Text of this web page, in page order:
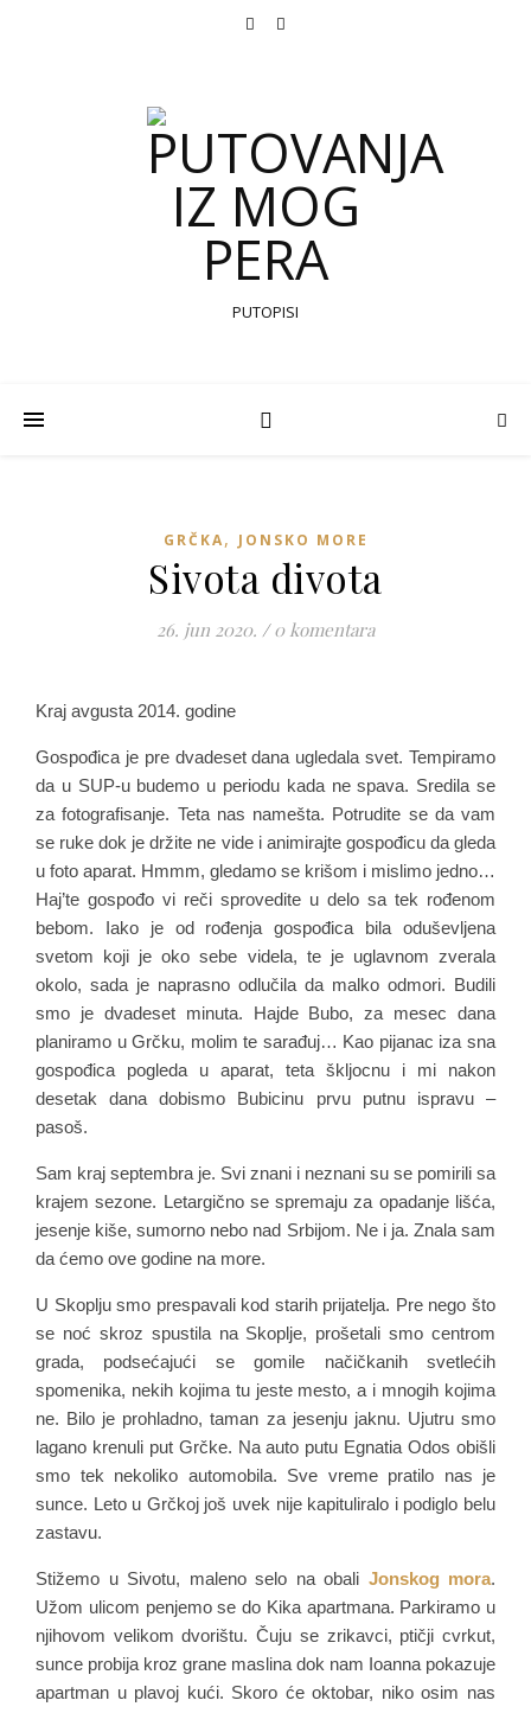
PUTOPISI
GRČKA, JONSKO MORE
Sivota divota
26. jun 2020. / 0 komentara
Kraj avgusta 2014. godine
Gospođica je pre dvadeset dana ugledala svet. Tempiramo
da u SUP-u budemo u periodu kada ne spava. Sredila se
za fotografisanje. Teta nas namešta. Potrudite se da vam
se ruke dok je držite ne vide i animirajte gospođicu da gleda
u foto aparat. Hmmm, gledamo se krišom i mislimo jedno…
Haj’te gospođo vi reči sprovedite u delo sa tek rođenom
bebom. Iako je od rođenja gospođica bila oduševljena
svetom koji je oko sebe videla, te je uglavnom zverala
okolo, sada je naprasno odlučila da malko odmori. Budili
smo je dvadeset minuta. Hajde Bubo, za mesec dana
planiramo u Grčku, molim te sarađuj… Kao pijanac iza sna
gospođica pogleda u aparat, teta škljocnu i mi nakon
desetak dana dobismo Bubicinu prvu putnu ispravu –
pasoš.
Sam kraj septembra je. Svi znani i neznani su se pomirili sa
krajem sezone. Letargično se spremaju za opadanje lišća,
jesenje kiše, sumorno nebo nad Srbijom. Ne i ja. Znala sam
da ćemo ove godine na more.
U Skoplju smo prespavali kod starih prijatelja. Pre nego što
se noć skroz spustila na Skoplje, prošetali smo centrom
grada, podsećajući se gomile načičkanih svetlećih
spomenika, nekih kojima tu jeste mesto, a i mnogih kojima
ne. Bilo je prohladno, taman za jesenju jaknu. Ujutru smo
lagano krenuli put Grčke. Na auto putu Egnatia Odos obišli
smo tek nekoliko automobila. Sve vreme pratilo nas je
sunce. Leto u Grčkoj još uvek nije kapituliralo i podiglo belu
zastavu.
Stižemo u Sivotu, maleno selo na obali Jonskog mora.
Užom ulicom penjemo se do Kika apartmana. Parkiramo u
njihovom velikom dvorištu. Čuju se zrikavci, ptičji cvrkut,
sunce probija kroz grane maslina dok nam Ioanna pokazuje
apartman u plavoj kući. Skoro će oktobar, niko osim nas